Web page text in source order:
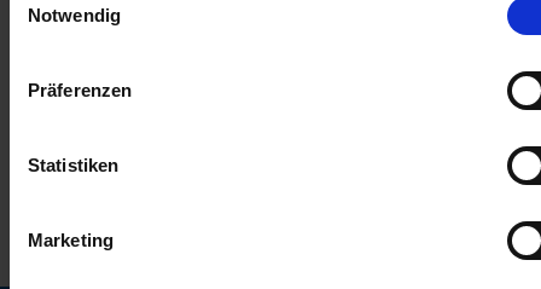
«Cookie-Einstellungen verwalten» am Seitenende klicken.
Einstellungen werden unseren Partnern gemeldet und haben
keinen Einfluss auf die Browserdaten. Weitere Informationen
erhalten Sie in unserer
Notwendig
Präferenzen
Statistiken
Marketing